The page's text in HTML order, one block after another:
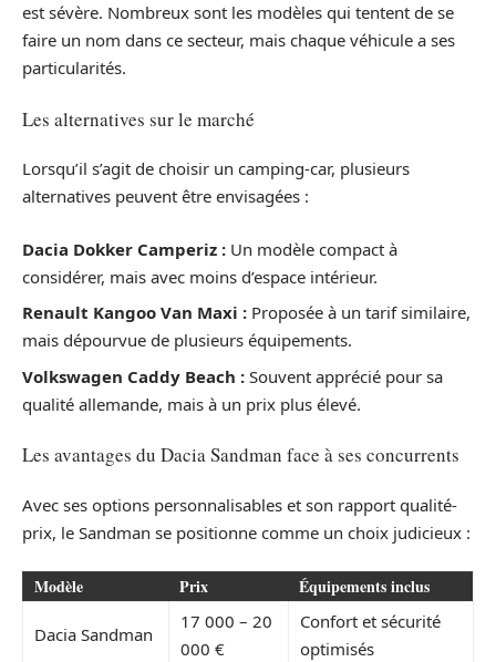
est sévère. Nombreux sont les modèles qui tentent de se
faire un nom dans ce secteur, mais chaque véhicule a ses
particularités.
Les alternatives sur le marché
Lorsqu’il s’agit de choisir un camping-car, plusieurs
alternatives peuvent être envisagées :
Dacia Dokker Camperiz : Un modèle compact à
considérer, mais avec moins d’espace intérieur.
Renault Kangoo Van Maxi : Proposée à un tarif similaire,
mais dépourvue de plusieurs équipements.
Volkswagen Caddy Beach : Souvent apprécié pour sa
qualité allemande, mais à un prix plus élevé.
Les avantages du Dacia Sandman face à ses concurrents
Avec ses options personnalisables et son rapport qualité-
prix, le Sandman se positionne comme un choix judicieux :
Modèle Prix Équipements inclus
Dacia Sandman
17 000 – 20
000 €
Confort et sécurité
optimisés